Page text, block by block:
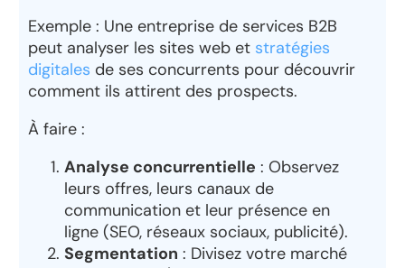
Exemple : Une entreprise de services B2B
peut analyser les sites web et stratégies
digitales de ses concurrents pour découvrir
comment ils attirent des prospects.
À faire :
Analyse concurrentielle : Observez
leurs offres, leurs canaux de
communication et leur présence en
ligne (SEO, réseaux sociaux, publicité).
Segmentation : Divisez votre marché